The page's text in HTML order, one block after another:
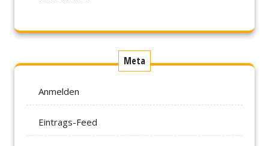
Meta
Anmelden
Eintrags-Feed